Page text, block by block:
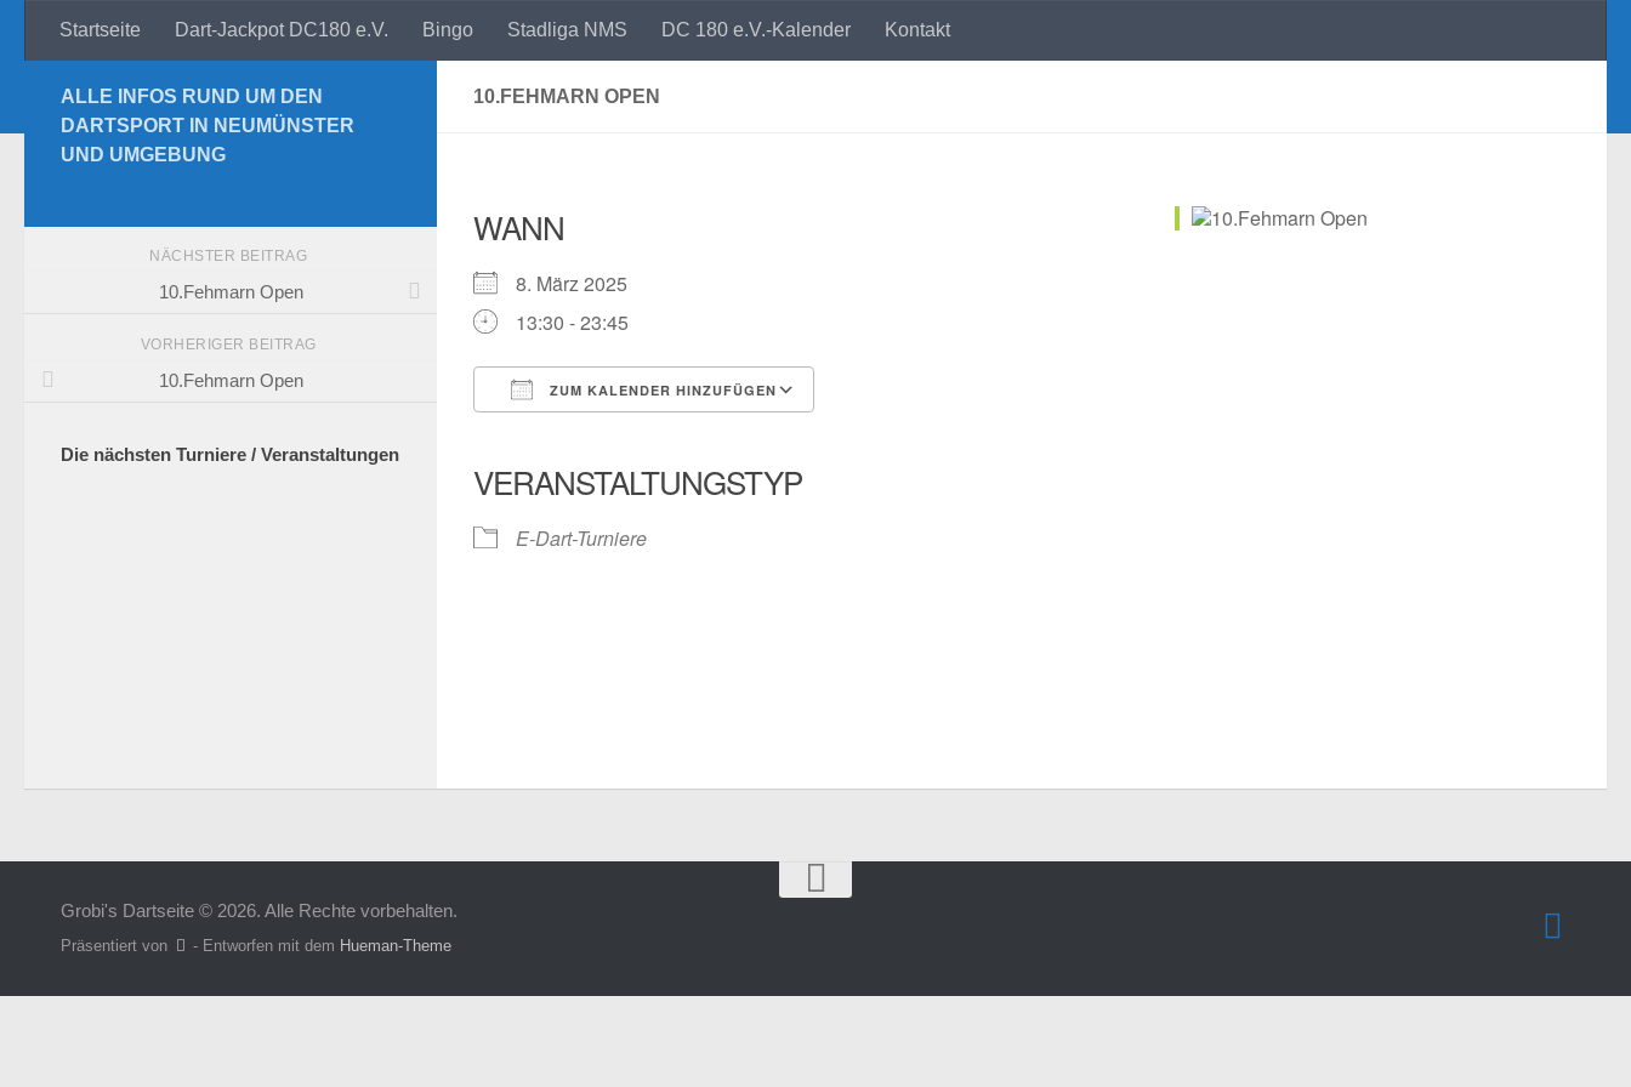
Zum Inhalt springen
Startseite Dart-Jackpot DC180 e.V. Bingo Stadliga NMS DC 180 e.V.-Kalender Kontakt
10.FEHMARN OPEN
WANN
8. März 2025
13:30 - 23:45
ZUM KALENDER HINZUFÜGEN
VERANSTALTUNGSTYP
E-Dart-Turniere
ALLE INFOS RUND UM DEN
DARTSPORT IN NEUMÜNSTER
UND UMGEBUNG
NÄCHSTER BEITRAG
10.Fehmarn Open
VORHERIGER BEITRAG
10.Fehmarn Open
Die nächsten Turniere / Veranstaltungen
Grobi's Dartseite © 2026. Alle Rechte vorbehalten.
Präsentiert von - Entworfen mit dem Hueman-Theme